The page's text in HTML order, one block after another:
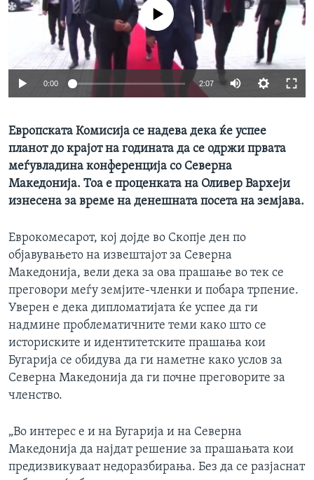
ИНТЕРВЈУА
Јазици
No media source currently available
0:00 2:07
Европската Комисија се надева дека ќе успее
планот до крајот на годината да се одржи првата
меѓувладина конференција со Северна
Македонија. Тоа е проценката на Оливер Вархеји
изнесена за време на денешната посета на земјава.
Еврокомесарот, кој дојде во Скопје ден по
објавувањето на извештајот за Северна
Македонија, вели дека за ова прашање во тек се
преговори меѓу земјите-членки и побара трпение.
Уверен е дека дипломатијата ќе успее да ги
надмине проблематичните теми како што се
историските и идентитетските прашања кои
Бугарија се обидува да ги наметне како услов за
Северна Македонија да ги почне преговорите за
членство.
„Во интерес е и на Бугарија и на Северна
Македонија да најдат решение за прашањата кои
предизвикуваат недоразбирања. Без да се разјаснат